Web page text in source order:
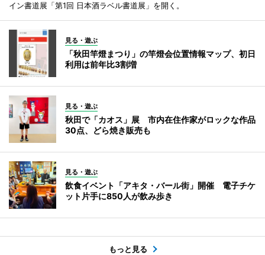
イン書道展「第1回 日本酒ラベル書道展」を開く。
見る・遊ぶ
「秋田竿燈まつり」の竿燈会位置情報マップ、初日
利用は前年比3割増
見る・遊ぶ
秋田で「カオス」展 市内在住作家がロックな作品
30点、どら焼き販売も
見る・遊ぶ
飲食イベント「アキタ・バール街」開催 電子チケ
ット片手に850人が飲み歩き
もっと見る